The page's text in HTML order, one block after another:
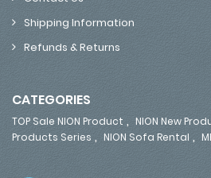
Shipping Information
Refunds & Returns
CATEGORIES
TOP Sale NION Product , NION New
Products Series , NION Sofa Rental ,